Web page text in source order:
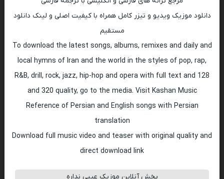
دانلود موزیک ویدیو و تیزر کامل همراه با کیفیت اصلی و لینک دانلود
مستقیم
To download the latest songs, albums, remixes and daily and
local hymns of Iran and the world in the styles of pop, rap,
R&B, drill, rock, jazz, hip-hop and opera with full text and 128
and 320 quality, go to the media. Visit Kashan Music
Reference of Persian and English songs with Persian
translation
Download full music video and teaser with original quality and
direct download link
پخش آنلاین موزیک عیبی نداره